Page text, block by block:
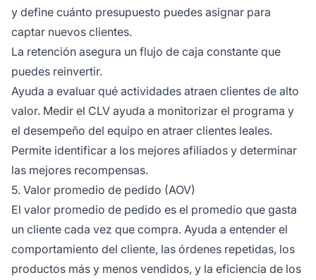
y define cuánto presupuesto puedes asignar para
captar nuevos clientes.
La retención asegura un flujo de caja constante que
puedes reinvertir.
Ayuda a evaluar qué actividades atraen clientes de alto
valor. Medir el CLV ayuda a monitorizar el programa y
el desempeño del equipo en atraer clientes leales.
Permite identificar a los mejores afiliados y determinar
las mejores recompensas.
5. Valor promedio de pedido (AOV)
El valor promedio de pedido es el promedio que gasta
un cliente cada vez que compra. Ayuda a entender el
comportamiento del cliente, las órdenes repetidas, los
productos más y menos vendidos, y la eficiencia de los